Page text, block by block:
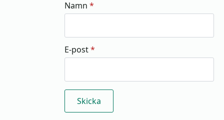
Namn *
E-post*